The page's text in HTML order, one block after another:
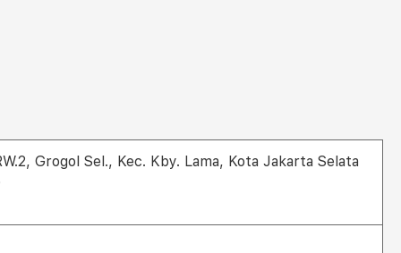
Grogol Sel., Kec. Kby. Lama, Kota Jakarta Selata